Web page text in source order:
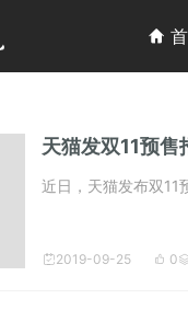

天猫发双11预
近日，天猫发布双
2019-09-25  0